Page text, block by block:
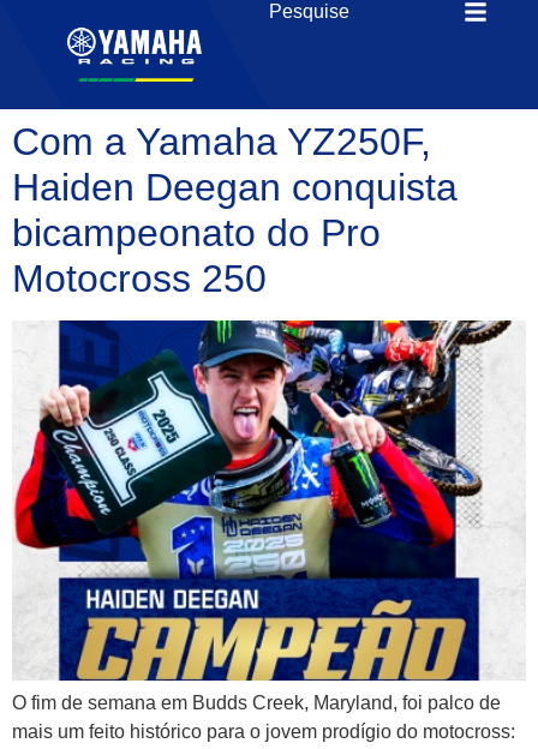
Com a Yamaha YZ250F,
Haiden Deegan conquista
bicampeonato do Pro
Motocross 250
O fim de semana em Budds Creek, Maryland, foi palco de
mais um feito histórico para o jovem prodígio do motocross: